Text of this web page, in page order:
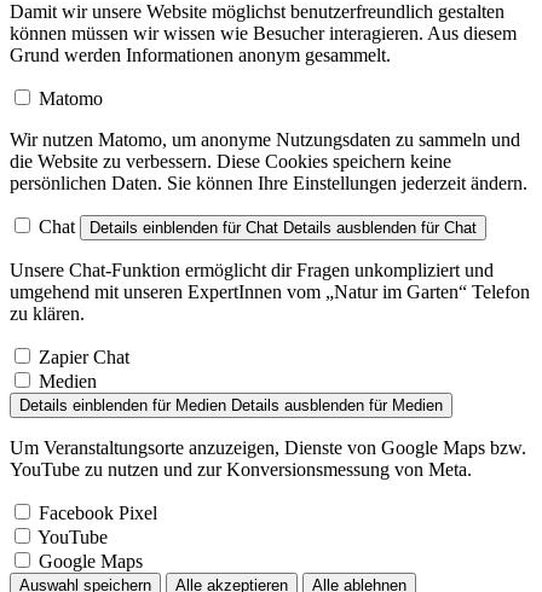
Damit wir unsere Website möglichst benutzerfreundlich gestalten
können müssen wir wissen wie Besucher interagieren. Aus diesem
Grund werden Informationen anonym gesammelt.
Matomo
Wir nutzen Matomo, um anonyme Nutzungsdaten zu sammeln und
die Website zu verbessern. Diese Cookies speichern keine
persönlichen Daten. Sie können Ihre Einstellungen jederzeit ändern.
Chat Details einblenden für Chat Details ausblenden für Chat
Unsere Chat-Funktion ermöglicht dir Fragen unkompliziert und
umgehend mit unseren ExpertInnen vom „Natur im Garten“ Telefon
zu klären.
Zapier Chat
Medien
Details einblenden für Medien Details ausblenden für Medien
Um Veranstaltungsorte anzuzeigen, Dienste von Google Maps bzw.
YouTube zu nutzen und zur Konversionsmessung von Meta.
Facebook Pixel
YouTube
Google Maps
Auswahl speichern Alle akzeptieren Alle ablehnen